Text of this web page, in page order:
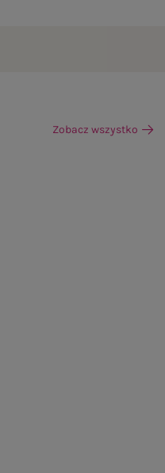
Zobacz wszystko